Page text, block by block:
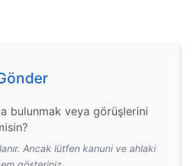
bulunmak veya görüşlerini
Ancak lütfen kanuni ve ahlaki